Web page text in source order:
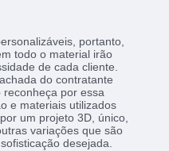
portanto,
todo o material irão
de cada cliente.
do contratante
reconheça por essa
e materiais utilizados
um projeto 3D, único,
variações que são
desejada.